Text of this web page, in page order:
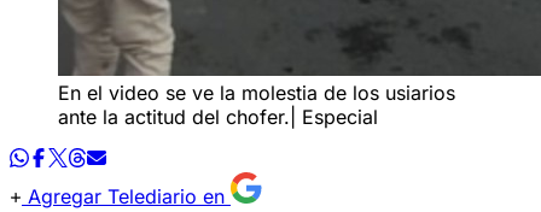
En el video se ve la molestia de los usiarios
ante la actitud del chofer.| Especial
Agregar Telediario en